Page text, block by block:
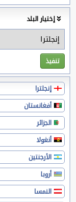
إختيار البلد
إنجلترا
أفغانستان
الجزائر
أنغولا
الأرجنتين
أروبا
النمسا